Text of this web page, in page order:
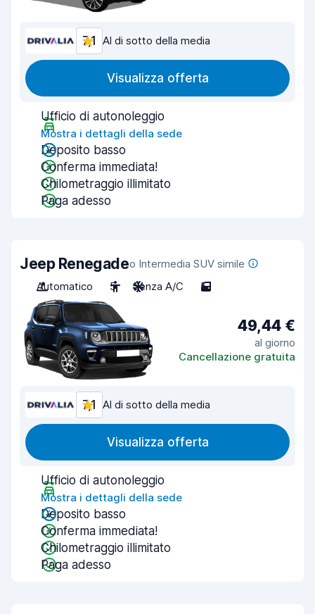
7,1 Al di sotto della media
Visualizza offerta
Ufficio di autonoleggio
Mostra i dettagli della sede
Deposito basso
Conferma immediata!
Chilometraggio illimitato
Paga adesso
Jeep Renegadeo Intermedia SUV simile
Automatico
5 Senza A/C 5
49,44 €
al giorno
Cancellazione gratuita
7,1 Al di sotto della media
Visualizza offerta
Ufficio di autonoleggio
Mostra i dettagli della sede
Deposito basso
Conferma immediata!
Chilometraggio illimitato
Paga adesso